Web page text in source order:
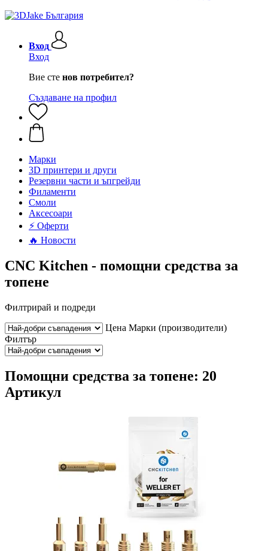
Вход
Вход
Вие сте нов потребител?
Създаване на профил
Mарки
3D принтери и други
Резервни части и ъпгрейди
Филаменти
Смоли
Аксесоари
⚡ Оферти
🔥 Новости
CNC Kitchen - помощни средства за
топене
Филтрирай и подреди
Цена Марки (производители)
Филтър
Помощни средства за топене: 20
Артикул